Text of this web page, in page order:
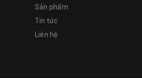
Sản phẩm
Tin tức
Liên hệ